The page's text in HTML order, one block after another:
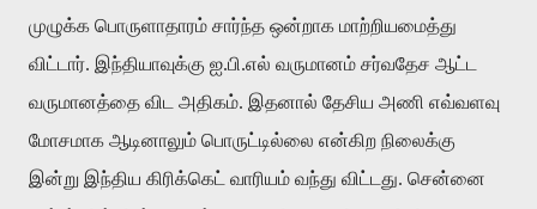
முழுக்க பொருளாதாரம் சார்ந்த ஒன்றாக மாற்றியமைத்து
விட்டார். இந்தியாவுக்கு ஐ.பி.எல் வருமானம் சர்வதேச ஆட்ட
வருமானத்தை விட அதிகம். இதனால் தேசிய அணி எவ்வளவு
மோசமாக ஆடினாலும் பொருட்டில்லை என்கிற நிலைக்கு
இன்று இந்திய கிரிக்கெட் வாரியம் வந்து விட்டது. சென்னை